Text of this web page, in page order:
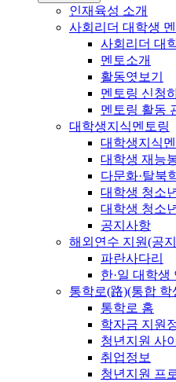
인재육성 소개
사회리더 대학생
사회리더 대
멘토소개
활동엿보기
멘토링 신청
멘토링 활동
대학생지식멘토링
대학생지식
대학생 재능
다문화·탈북
대학생 청소
대학생 청소
공지사항
해외연수 지원(공
파란사다리
한·일 대학생
통학로(路)(통합
통학로 홈
학자금 지원
청년지원 사
취업정보
청년지원 프